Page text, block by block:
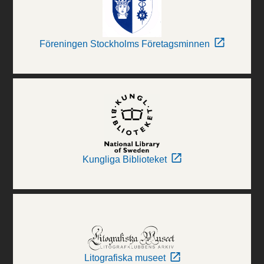
Föreningen Stockholms Företagsminnen
Kungliga Biblioteket
Litografiska museet